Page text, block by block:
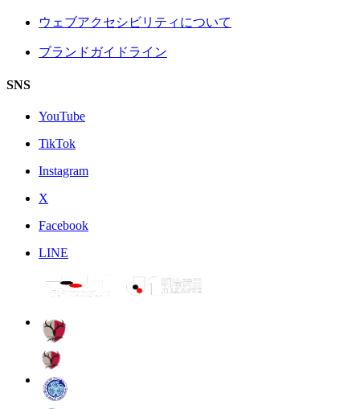
ウェブアクセシビリティについて
ブランドガイドライン
SNS
YouTube
TikTok
Instagram
X
Facebook
LINE